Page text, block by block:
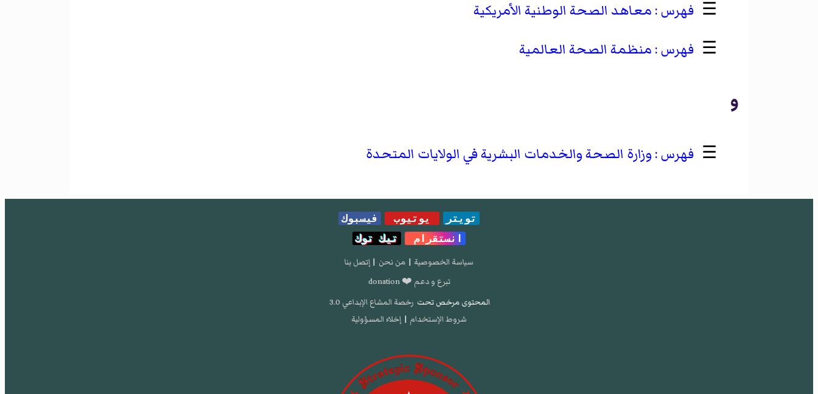
☰
معاهد الصحة الوطنية الأمريكية
☰
منظمة الصحة العالمية
و
☰ وزارة الصحة والخدمات البشرية في الولايات المتحدة
تويتر يوتيوب
فيسبوك
انستقرام
تيك توك
سياسة الخصوصية | من نحن | إتصل بنا
تبرع و دعم ❤️ donation
المحتوى مرخص تحت رخصة المشاع الإبداعي 3.0
شروط الإستخدام | إخلاء المسؤولية